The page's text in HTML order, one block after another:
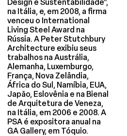
Design e Sustentabilidade”,
na Itália, e, em 2008, a firma
venceu o International
Living Steel Award na
Rússia. A Peter Stutchbury
Architecture exibiu seus
trabalhos na Austrália,
Alemanha, Luxemburgo,
França, Nova Zelândia,
África do Sul, Namíbia, EUA,
Japão, Eslovênia e na Bienal
de Arquitetura de Veneza,
na Itália, em 2006 e 2008. A
PSA é expositora anual na
GA Gallery, em Tóquio.